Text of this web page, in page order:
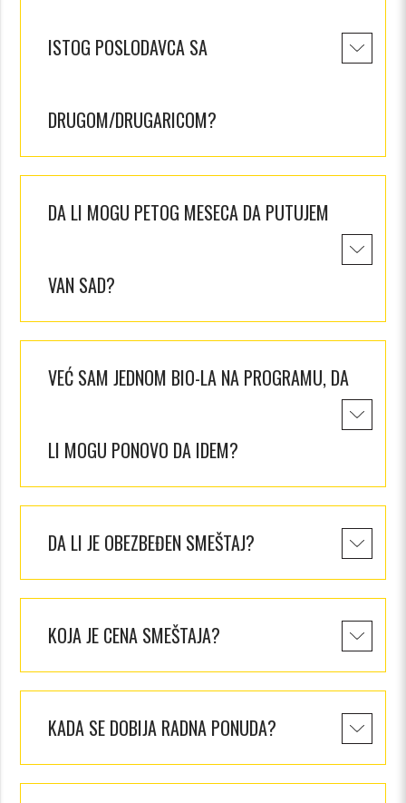
ISTOG POSLODAVCA SA
DRUGOM/DRUGARICOM?
DA LI MOGU PETOG MESECA DA PUTUJEM
VAN SAD?
VEĆ SAM JEDNOM BIO-LA NA PROGRAMU, DA
LI MOGU PONOVO DA IDEM?
DA LI JE OBEZBEĐEN SMEŠTAJ?
KOJA JE CENA SMEŠTAJA?
KADA SE DOBIJA RADNA PONUDA?